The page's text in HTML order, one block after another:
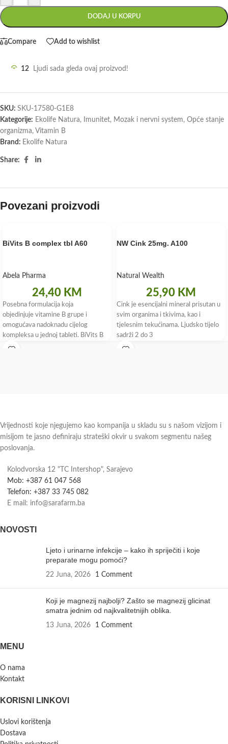
DODAJ U KORPU
Compare Add to wishlist
12 Ljudi sada gleda ovaj proizvod!
SKU: SKU-17580-G1E8
Kategorije: Ekolife Natura, Imunitet, Mozak i nervni system, Opće stanje
organizma, Vitamin B
Brand: Ekolife Natura
Share:
Povezani proizvodi
BiVits B complex tbl A60
Abela Pharma
24,40 KM
Posebna formulacija koja
objedinjuje vitamine B grupe i
omogućava nadoknadu cijelog
kompleksa u jednoj tableti. BiVits B
complex sadrži aktivni oblik folne
NW Cink 25mg. A100
Natural Wealth
25,90 KM
Cink je esencijalni mineral prisutan u
svim organima i tkivima, kao i
tjelesnim tekućinama. Ljudsko tijelo
sadrži 2 do 3
Vrijednosti koje njegujemo kao kompanija u skladu su s našom vizijom i
misijom te jasno definiraju strateški okvir u svakom segmentu našeg
poslovanja.
Kolodvorska 12 "TC Intershop", Sarajevo
Mob: +387 61 047 568
Telefon: +387 33 745 082
E mail: info@sarafarm.ba
NOVOSTI
Ljeto i urinarne infekcije – kako ih spriječiti i koje
preparate mogu pomoći?
22 Juna, 2026 1 Comment
Koji je magnezij najbolji? Zašto se magnezij glicinat
smatra jednim od najkvalitetnijih oblika.
13 Juna, 2026 1 Comment
MENU
O nama
Kontakt
KORISNI LINKOVI
Uslovi korištenja
Dostava